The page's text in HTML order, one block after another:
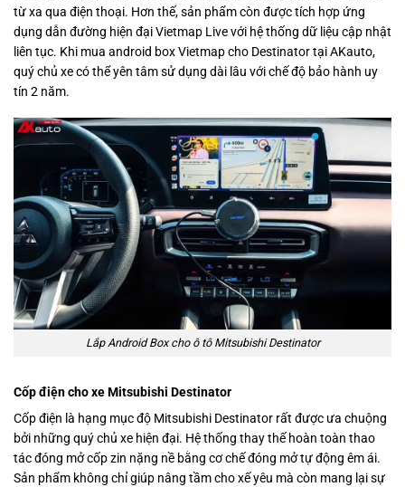
từ xa qua điện thoại. Hơn thế, sản phẩm còn được tích hợp ứng
dụng dẫn đường hiện đại Vietmap Live với hệ thống dữ liệu cập nhật
liên tục. Khi mua android box Vietmap cho Destinator tại AKauto,
quý chủ xe có thể yên tâm sử dụng dài lâu với chế độ bảo hành uy
tín 2 năm.
Lắp Android Box cho ô tô Mitsubishi Destinator
Cốp điện cho xe Mitsubishi Destinator
Cốp điện là hạng mục độ Mitsubishi Destinator rất được ưa chuộng
bởi những quý chủ xe hiện đại. Hệ thống thay thế hoàn toàn thao
tác đóng mở cốp zin nặng nề bằng cơ chế đóng mở tự động êm ái.
Sản phẩm không chỉ giúp nâng tầm cho xế yêu mà còn mang lại sự